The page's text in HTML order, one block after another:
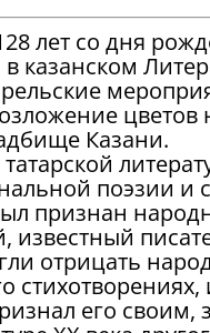
лет со дня
казанском
цветов
Казани.
поэзии и
признан
известный
отрицать
его своим,